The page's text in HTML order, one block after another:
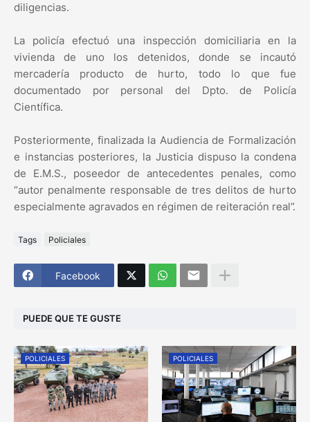
diligencias.
La policía efectuó una inspección domiciliaria en la
vivienda de uno los detenidos, donde se incautó
mercadería producto de hurto, todo lo que fue
documentado por personal del Dpto. de Policía
Científica.
Posteriormente, finalizada la Audiencia de Formalización
e instancias posteriores, la Justicia dispuso la condena
de E.M.S., poseedor de antecedentes penales, como
“autor penalmente responsable de tres delitos de hurto
especialmente agravados en régimen de reiteración real”.
Tags Policiales
Facebook
PUEDE QUE TE GUSTE
POLICIALES POLICIALES